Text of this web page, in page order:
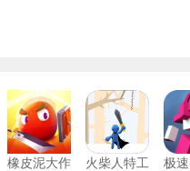
橡皮泥大作
火柴人特工
极